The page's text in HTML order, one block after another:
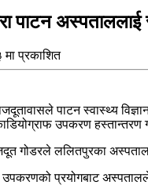
पाटन
प्रकाशित
पाटन स्वास्थ्य
उपकरण हस्तान्तरण
गोडरले ललितपुरका
उपकरणको प्रयोगबाट